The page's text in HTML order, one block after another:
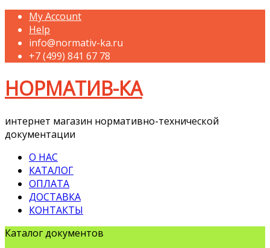
My Account
Help
info@normativ-ka.ru
+7 (499) 841 67 78
НОРМАТИВ-КА
интернет магазин нормативно-технической
документации
О НАС
КАТАЛОГ
ОПЛАТА
ДОСТАВКА
КОНТАКТЫ
Каталог документов